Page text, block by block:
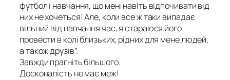
футбол і навчання, що мені навіть відпочивати від
них не хочеться! Але, коли все ж таки випадає
вільний від навчання час, я стараюся його
провести в колі близьких, рідних для мене людей,
а також друзів”.
Завжди прагніть більшого.
Досконалість не має меж!